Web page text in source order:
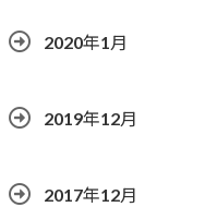
2020年1月
2019年12月
2017年12月